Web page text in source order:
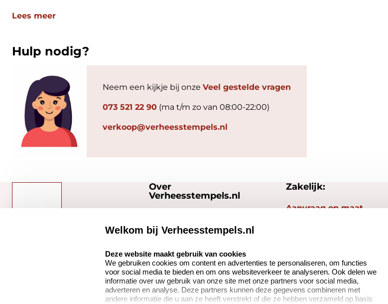
Lees meer
Hulp nodig?
Neem een kijkje bij onze Veel gestelde vragen
073 521 22 90 (ma t/m zo van 08:00-22:00)
verkoop@verheesstempels.nl
Verheesstempels.nl
Quinten Matsyslaan
Over
Verheesstempels.nl
Bedrijfsgegevens
Onze vacatures
Zakelijk:
Aanvraag op maat
Welkom bij Verheesstempels.nl
Deze website maakt gebruik van cookies
We gebruiken cookies om content en advertenties te personaliseren, om functies
voor social media te bieden en om ons websiteverkeer te analyseren. Ook delen we
informatie over uw gebruik van onze site met onze partners voor social media,
adverteren en analyse. Deze partners kunnen deze gegevens combineren met
andere informatie die u aan ze heeft verstrekt of die ze hebben verzameld op basis